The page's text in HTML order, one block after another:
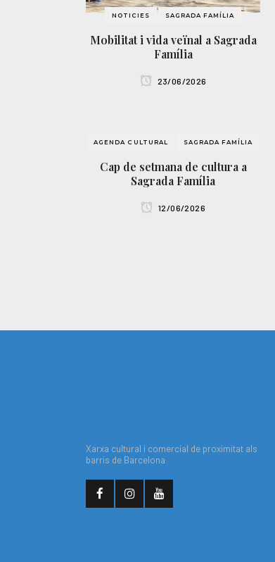
NOTICIES SAGRADA FAMÍLIA
Mobilitat i vida veïnal a Sagrada
Família
23/06/2026
AGENDA CULTURAL SAGRADA FAMÍLIA
Cap de setmana de cultura a
Sagrada Família
12/06/2026
Xarxa cultural i comercial de proximitat als
barris de Barcelona